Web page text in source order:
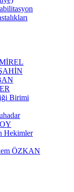
Birimi
Hekimler
ÖZKAN